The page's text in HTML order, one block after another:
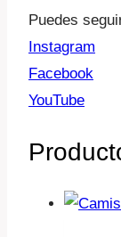
Puedes
Instagram
Facebook
YouTube